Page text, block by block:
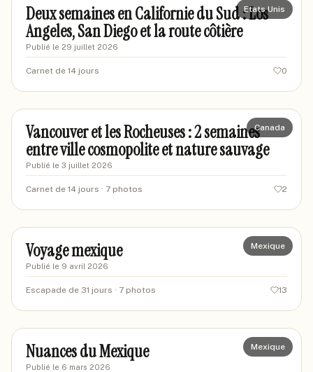
Etats Unis
Deux semaines en Californie du Sud : Los
Angeles, San Diego et la route côtière
Publié le 29 juillet 2026
Carnet de 14 jours 0
marcaventures
Canada
Vancouver et les Rocheuses : 2 semaines
entre ville cosmopolite et nature sauvage
Publié le 3 juillet 2026
Carnet de 14 jours · 7 photos 2
J-F
Mexique
Voyage mexique
Publié le 9 avril 2026
Escapade de 31 jours · 7 photos 13
FALAISE08
Mexique
Nuances du Mexique
Publié le 6 mars 2026